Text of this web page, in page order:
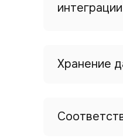
интеграции
Хранение